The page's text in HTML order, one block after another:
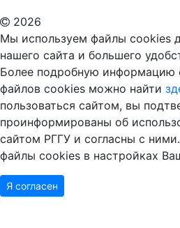
2026
Мы используем файлы cookies
нашего сайта и большего
Более подробную информацию
файлов cookies можно найти
пользоваться сайтом, вы
проинформированы об
сайтом РГГУ и согласны с
файлы cookies в настройках
Я согласен